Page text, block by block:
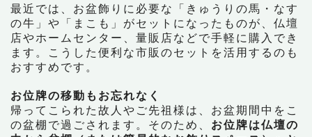
最近では、お盆飾りに必要な「きゅうりの馬・なす
の牛」や「まこも」がセットになったものが、仏壇
店やホームセンター、量販店などで手軽に購入でき
ます。こうした便利な市販のセットを活用するのも
おすすめです。
お位牌の移動もお忘れなく
帰ってこられた故人やご先祖様は、お盆期間中をこ
の盆棚で過ごされます。そのため、 お位牌は仏壇の